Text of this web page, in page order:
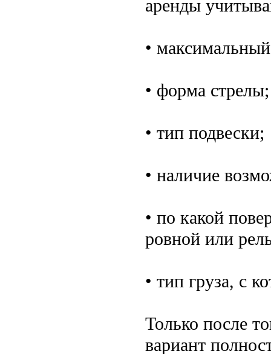
аренды
•
• форма стрелы;
• тип подвески;
• наличие
• по какой
ровной или
• тип груза, с
Только после
вариант